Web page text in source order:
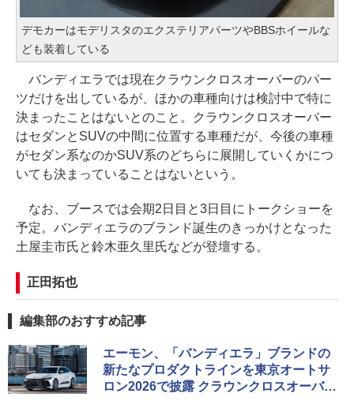
デモカーはモデリスタのエクステリアパーツやBBSホイールな
ども装着している
バンディエラでは現在クラウンクロスオーバーのパー
ツだけを出しているが、ほかの車種向けは検討中で特に
決まったことはないとのこと。クラウンクロスオーバー
はセダンとSUVの中間に位置する車種だが、今後の車種
がセダン系なのかSUV系のどちらに展開していくかにつ
いても決まっていることはないという。
なお、ブースでは会期2日目と3日目にトークショーを
予定。バンディエラのブランド誕生のきっかけとなった
土屋圭市氏と鈴木亜久里氏などが登壇する。
正田拓也
編集部のおすすめ記事
エーモン、「バンディエラ」ブランドの
新たなプロダクトラインを東京オートサ
ロン2026で披露 クラウンクロスオーバー